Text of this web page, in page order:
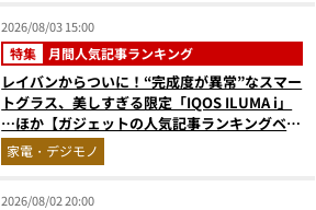
2026/08/03 15:00
特集 月間人気記事ランキング
レイバンからついに！“完成度が異常”なスマー
トグラス、美しすぎる限定「IQOS ILUMA i」
…ほか【ガジェットの人気記事ランキングベス
ト3】（2026年6月版）
家電・デジモノ
2026/08/02 20:00